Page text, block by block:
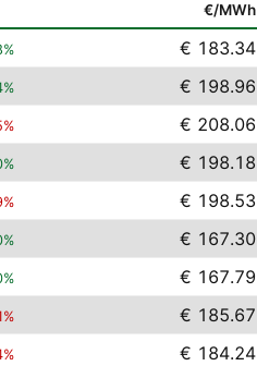
€/MWh
% € 183.34
% € 198.96
% € 208.06
% € 198.18
% € 198.53
% € 167.30
% € 167.79
% € 185.67
% € 184.24